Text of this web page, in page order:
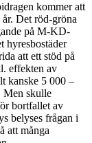
kommer att
Det röd-gröna
på M-KD-
hyresbostäder
att ett stöd på
effekten av
kanske 5 000 –
Men skulle
bortfallet av
belyses frågan i
att många